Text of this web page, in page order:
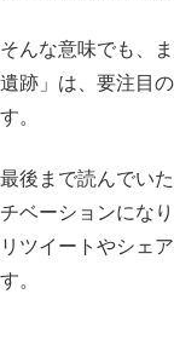
そんな意味でも、
遺跡」は、要注目
す。
最後まで読んでい
チベーションにな
リツイートやシェ
す。